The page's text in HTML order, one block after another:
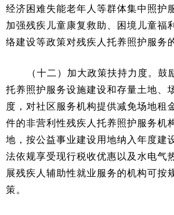
经济困难失能老年人等群体集中照护
加强残疾儿童康复救助、困境儿童福
络建设等政策对残疾人托养照护服务
（十二）加大政策扶持力度。鼓
托养照护服务设施建设和存量土地、
度，对社区服务机构提供减免场地租
件的非营利性残疾人托养照护服务机
地，按公益事业建设用地纳入年度建
法依规享受现行税收优惠以及水电气
展残疾人辅助性就业服务的机构可按
策。